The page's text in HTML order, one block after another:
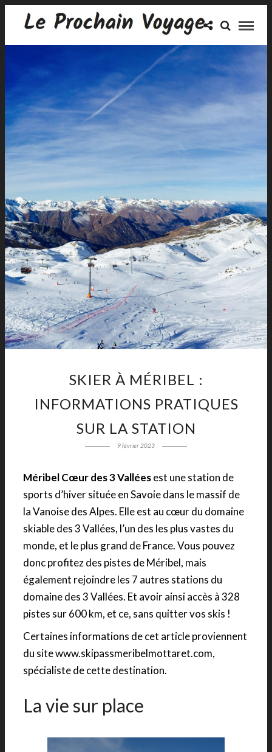
SKIER À MÉRIBEL :
INFORMATIONS PRATIQUES
SUR LA STATION
9 février 2023
Méribel Cœur des 3 Valléesest une station de
sports d’hiver située en Savoie dans le massif de
la Vanoise des Alpes. Elle est au cœur du domaine
skiable des 3 Vallées, l’un des les plus vastes du
monde, et le plus grand de France. Vous pouvez
donc profitez des pistes de Méribel, mais
également rejoindre les 7 autres stations du
domaine des 3 Vallées. Et avoir ainsi accès à 328
pistes sur 600 km, et ce, sans quitter vos skis !
Certaines informations de cet article proviennent
du site www.skipassmeribelmottaret.com,
spécialiste de cette destination.
La vie sur place